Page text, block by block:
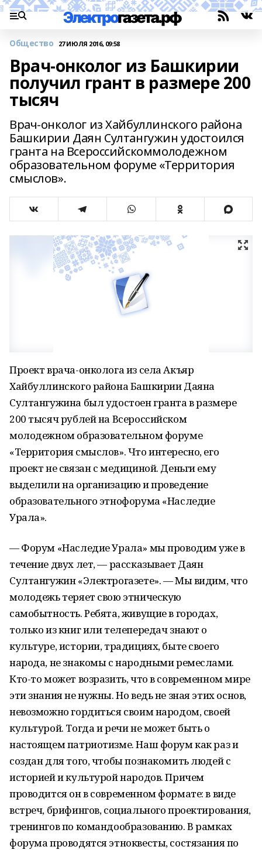
Общество 27 ИЮЛЯ 2016, 09:58
Врач-онколог из Башкирии
получил грант в размере 200
тысяч
Врач-онколог из Хайбуллинского района
Башкирии Даян Султангужин удостоился
гранта на Всероссийскоммолодежном
образовательном форуме «Территория
смыслов».
Проект врача-онколога из села Акъяр
Хайбуллинского района Башкирии Даяна
Султангужина был удостоен гранта в размере
200 тысяч рублей на Всероссийском
молодежном образовательном форуме
«Территория смыслов». Что интересно, его
проект не связан с медициной. Деньги ему
выделили на организацию и проведение
образовательного этнофорума «Наследие
Урала».
— Форум «Наследие Урала» мы проводим уже в
течение двух лет, — рассказывает Даян
Султангужин «Электрогазете». — Мы видим, что
молодежь теряет свою этническую
самобытность. Ребята, живущие в городах,
только из книг или телепередач знают о
культуре, истории, традициях, быте своего
народа, не знакомы с народными ремеслами.
Кто-то может возразить, что в современном мире
эти знания не нужны. Но ведь не зная этих основ,
невозможно гордиться своим народом, своей
культурой. Тогда и речи не может быть о
настоящем патриотизме. Наш форум как раз и
создан для того, чтобы познакомить людей с
историей и культурой народов. Причем
проводится он в современном формате: в виде
встреч, брифингов, социального проектирования,
тренингов по командообразованию. В рамках
форума проводятся этноквесты, состязания по